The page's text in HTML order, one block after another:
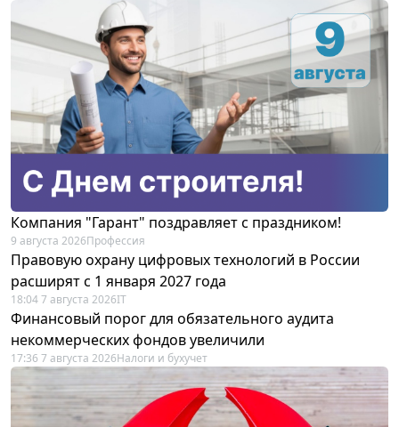
Компания "Гарант" поздравляет с праздником!
9 августа 2026Профессия
Правовую охрану цифровых технологий в России
расширят с 1 января 2027 года
18:04 7 августа 2026IT
Финансовый порог для обязательного аудита
некоммерческих фондов увеличили
17:36 7 августа 2026Налоги и бухучет